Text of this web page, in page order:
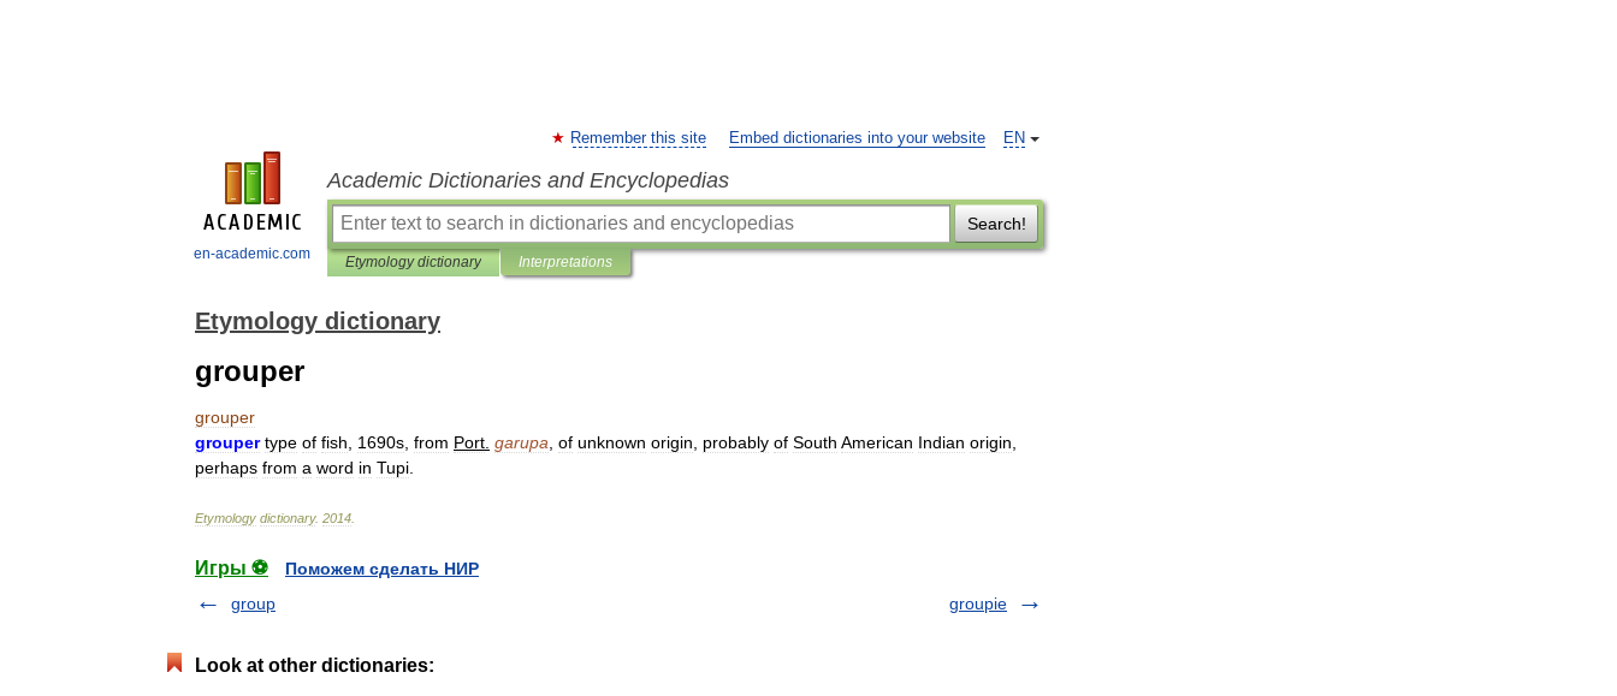
en-academic.com
EN
Remember this site Embed dictionaries into your website
Academic Dictionaries and Encyclopedias
Search!
Etymology dictionary Interpretations
Etymology dictionary
grouper
grouper
grouper type of fish 1690s from Port garupa of unknown origin probably of South American Indian origin
perhaps from a word in Tupi
Etymology dictionary. 2014
Игры ⚽
Поможем сделать НИР
group
groupie
Look at other dictionaries: